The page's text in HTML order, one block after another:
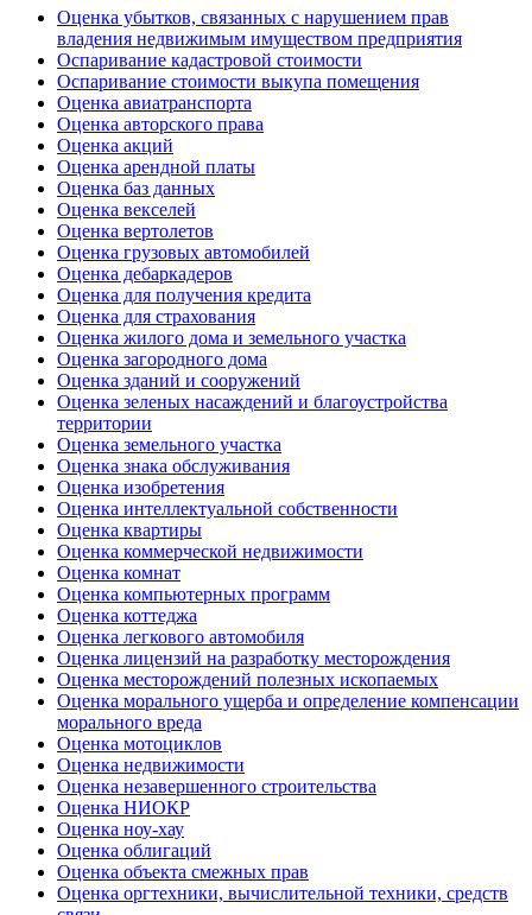
Оценка убытков, связанных с нарушением прав
владения недвижимым имуществом предприятия
Оспаривание кадастровой стоимости
Оспаривание стоимости выкупа помещения
Оценка авиатранспорта
Оценка авторского права
Оценка акций
Оценка арендной платы
Оценка баз данных
Оценка векселей
Оценка вертолетов
Оценка грузовых автомобилей
Оценка дебаркадеров
Оценка для получения кредита
Оценка для страхования
Оценка жилого дома и земельного участка
Оценка загородного дома
Оценка зданий и сооружений
Оценка зеленых насаждений и благоустройства
территории
Оценка земельного участка
Оценка знака обслуживания
Оценка изобретения
Оценка интеллектуальной собственности
Оценка квартиры
Оценка коммерческой недвижимости
Оценка комнат
Оценка компьютерных программ
Оценка коттеджа
Оценка легкового автомобиля
Оценка лицензий на разработку месторождения
Оценка месторождений полезных ископаемых
Оценка морального ущерба и определение компенсации
морального вреда
Оценка мотоциклов
Оценка недвижимости
Оценка незавершенного строительства
Оценка НИОКР
Оценка ноу-хау
Оценка облигаций
Оценка объекта смежных прав
Оценка оргтехники, вычислительной техники, средств